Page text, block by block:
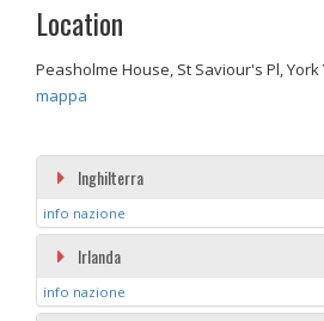
Inghilterra
info nazione
Irlanda
info nazione
Location
Peasholme House, St Saviour's Pl, York
mappa